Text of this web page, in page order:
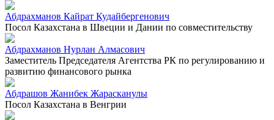
Абдрахманов Кайрат Кудайбергенович
Посол Казахстана в Швеции и Дании по совместительству
Абдрахманов Нурлан Алмасович
Заместитель Председателя Агентства РК по регулированию и
развитию финансового рынка
Абдрашов Жанибек Жарасканулы
Посол Казахстана в Венгрии